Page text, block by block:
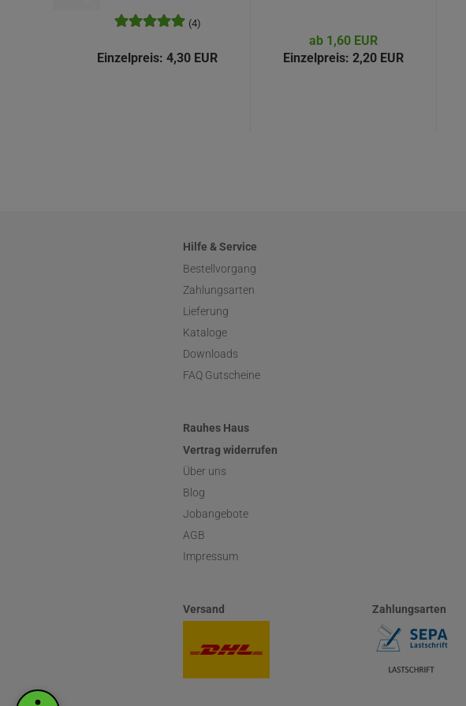
(4)
Einzelpreis: 4,30 EUR
ab 1,60 EUR
Einzelpreis: 2,20 EUR
Hilfe & Service
Bestellvorgang
Zahlungsarten
Lieferung
Kataloge
Downloads
FAQ Gutscheine
Rauhes Haus
Vertrag widerrufen
Über uns
Blog
Jobangebote
AGB
Impressum
Versand Zahlungsarten